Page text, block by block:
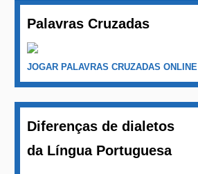
Palavras Cruzadas
JOGAR PALAVRAS CRUZADAS ONLINE
Diferenças de dialetos
da Língua Portuguesa